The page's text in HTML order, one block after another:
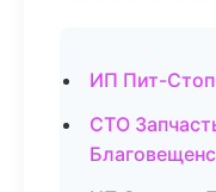
ИП Пит-
СТО